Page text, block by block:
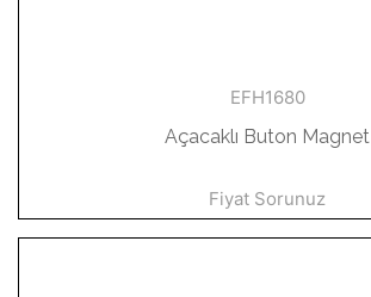
EFH1680
Açacaklı Buton Magnet
Fiyat Sorunuz